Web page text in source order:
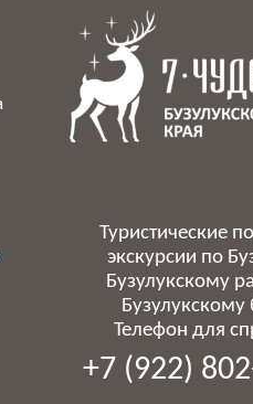
Туристические
экскурсии по
Бузулукскому
Бузулукскому
Телефон для
+7 (922)